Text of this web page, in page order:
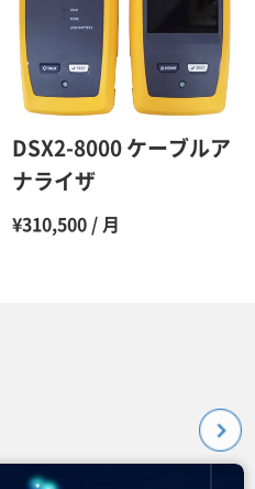
DSX2-8000 ケーブルア
ナライザ
¥310,500 / 月